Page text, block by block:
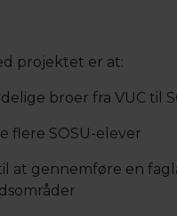
projektet er at:
broer fra VUC til
SOSU-elever
at gennemføre en